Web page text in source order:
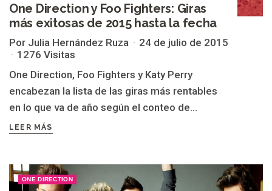
One Direction y Foo Fighters: Giras
más exitosas de 2015 hasta la fecha
Por Julia Hernández Ruza
24 de julio de 2015
1276 Visitas
One Direction, Foo Fighters y Katy Perry
encabezan la lista de las giras más rentables
en lo que va de año según el conteo de...
LEER MÁS
ONE DIRECTION